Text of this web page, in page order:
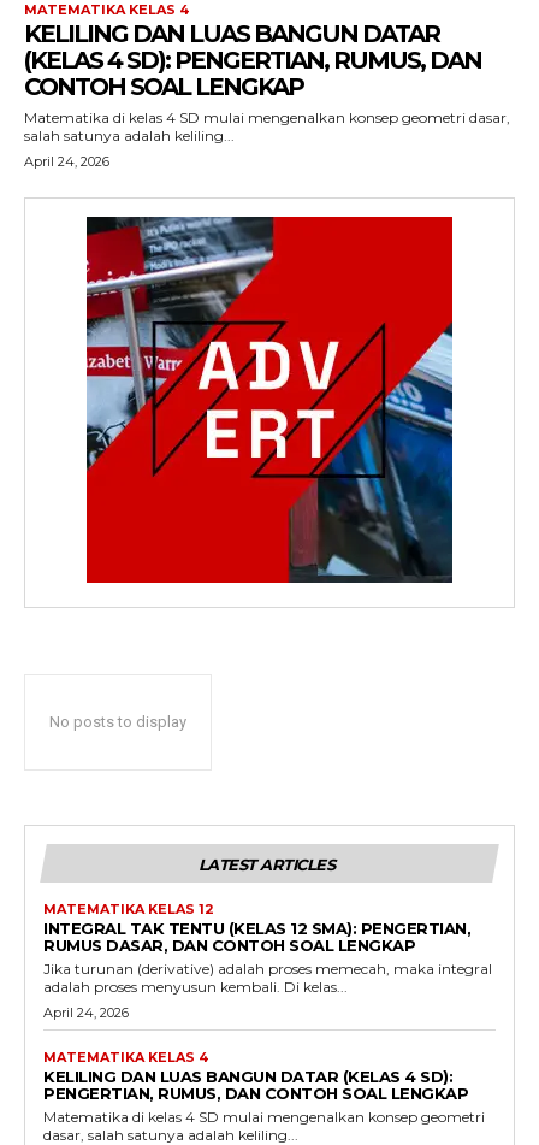
MATEMATIKA KELAS 4
KELILING DAN LUAS BANGUN DATAR
(KELAS 4 SD): PENGERTIAN, RUMUS, DAN
CONTOH SOAL LENGKAP
Matematika di kelas 4 SD mulai mengenalkan konsep geometri dasar,
salah satunya adalah keliling...
April 24, 2026
No posts to display
LATEST ARTICLES
MATEMATIKA KELAS 12
INTEGRAL TAK TENTU (KELAS 12 SMA): PENGERTIAN,
RUMUS DASAR, DAN CONTOH SOAL LENGKAP
Jika turunan (derivative) adalah proses memecah, maka integral
adalah proses menyusun kembali. Di kelas...
April 24, 2026
MATEMATIKA KELAS 4
KELILING DAN LUAS BANGUN DATAR (KELAS 4 SD):
PENGERTIAN, RUMUS, DAN CONTOH SOAL LENGKAP
Matematika di kelas 4 SD mulai mengenalkan konsep geometri
dasar, salah satunya adalah keliling...